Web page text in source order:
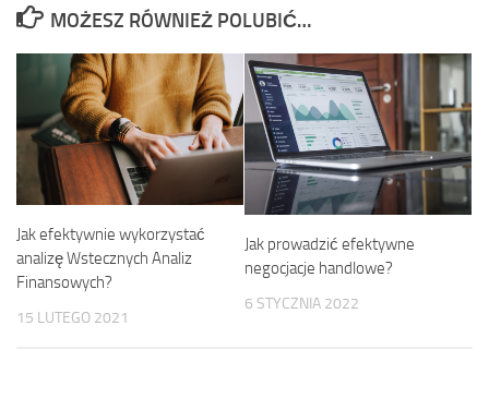
MOŻESZ RÓWNIEŻ POLUBIĆ…
Jak efektywnie wykorzystać
analizę Wstecznych Analiz
Finansowych?
15 LUTEGO 2021
Jak prowadzić efektywne
negocjacje handlowe?
6 STYCZNIA 2022